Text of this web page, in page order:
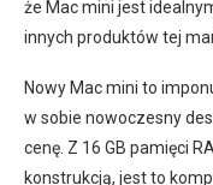
że Mac mini jest
innych produktów tej
Nowy Mac mini to
w sobie nowoczesny
cenę. Z 16 GB pamięci
konstrukcją, jest to